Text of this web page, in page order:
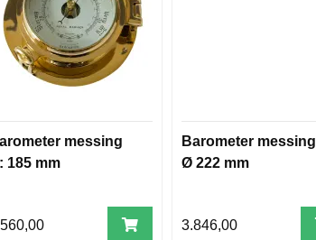
messing
185 mm
Barometer messing
Ø 222 mm
3.846,00